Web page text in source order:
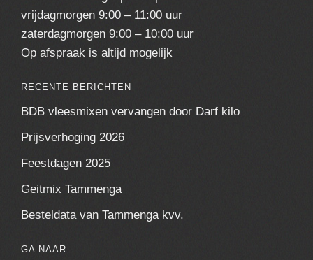
vrijdagmorgen 9:00 – 11:00 uur
zaterdagmorgen 9:00 – 10:00 uur
Op afspraak is altijd mogelijk
RECENTE BERICHTEN
BDB vleesmixen vervangen door Darf kilo
Prijsverhoging 2026
Feestdagen 2025
Geitmix Tammenga
Besteldata van Tammenga kvv.
GA NAAR